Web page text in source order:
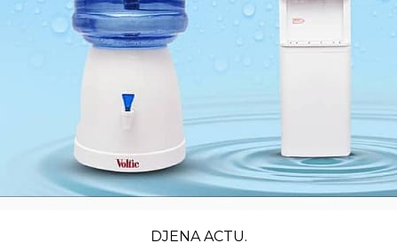
DJENA ACTU.